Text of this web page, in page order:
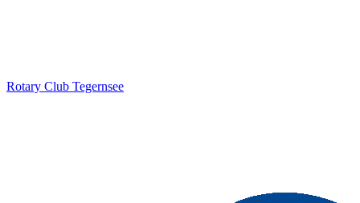
Rotary Club Tegernsee